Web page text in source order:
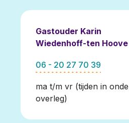
Gastouder Karin
Wiedenhoff-ten Hoove
06 - 20 27 70 39
ma t/m vr (tijden in
overleg)